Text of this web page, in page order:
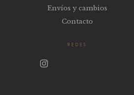
Envíos y cambios
Contacto
REDES